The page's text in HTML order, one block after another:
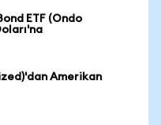
ETF (Ondo
Amerikan